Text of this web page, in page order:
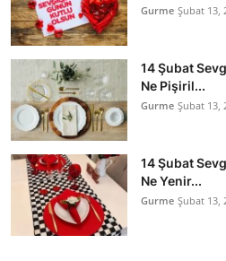
Gurme Şubat 13,
14 Şubat
Ne Pişiril...
Gurme Şubat 13,
14 Şubat
Ne Yenir...
Gurme Şubat 13,